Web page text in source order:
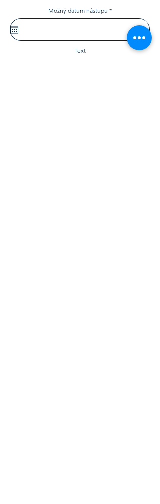
Možný datum nástupu *r
r
Text